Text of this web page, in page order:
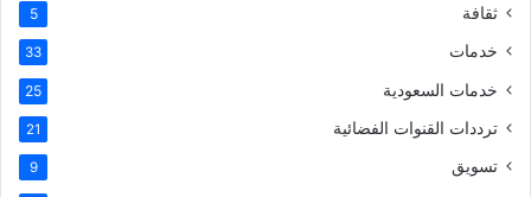
ثقافة 5
خدمات 33
خدمات السعودية 25
ترددات القنوات الفضائية 21
تسويق 9